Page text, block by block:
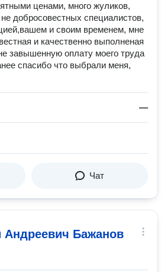
ценами, много жуликов,
добросовестных специалистов,
и своим временем, мне
и качественно выполненая
завышенную оплату моего труда
спасибо что выбрали меня,
—
Чат
Андреевич Бажанов